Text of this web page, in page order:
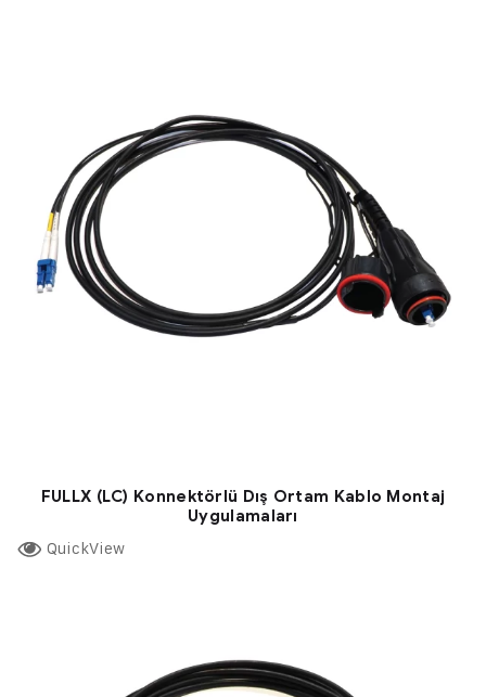
FULLX (LC) Konnektörlü Dış Ortam Kablo Montaj
Uygulamaları
QuickView